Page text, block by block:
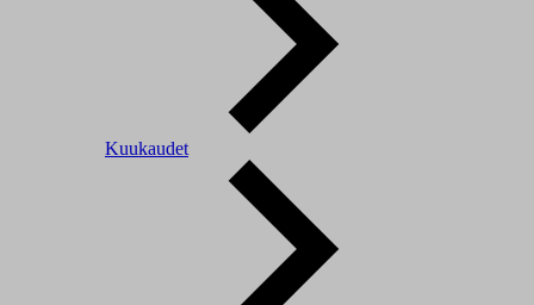
Kuukaudet